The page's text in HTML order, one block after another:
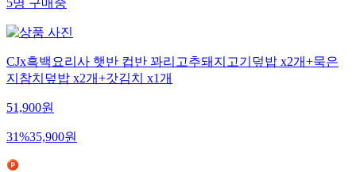
5명구매중
CJx흑백요리사 햇반 컵반 꽈리고추돼지고기덮밥 x2개+묵은
지참치덮밥 x2개+갓김치 x1개
51,900원
31%35,900원